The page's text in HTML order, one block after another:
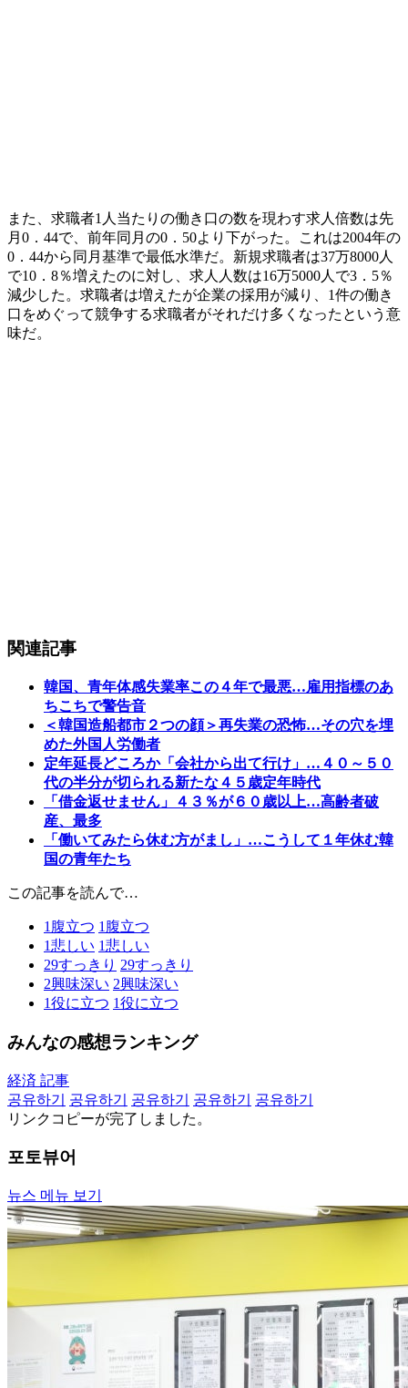
また、求職者1人当たりの働き口の数を現わす求人倍数は先
月0．44で、前年同月の0．50より下がった。これは2004年の
0．44から同月基準で最低水準だ。新規求職者は37万8000人
で10．8％増えたのに対し、求人人数は16万5000人で3．5％
減少した。求職者は増えたが企業の採用が減り、1件の働き
口をめぐって競争する求職者がそれだけ多くなったという意
味だ。
関連記事
韓国、青年体感失業率この４年で最悪…雇用指標のあ
ちこちで警告音
＜韓国造船都市２つの顔＞再失業の恐怖…その穴を埋
めた外国人労働者
定年延長どころか「会社から出て行け」…４０～５０
代の半分が切られる新たな４５歳定年時代
「借金返せません」４３％が６０歳以上…高齢者破
産、最多
「働いてみたら休む方がまし」…こうして１年休む韓
国の青年たち
この記事を読んで…
1 腹立つ 1 腹立つ
1悲しい 1悲しい
29すっきり 29すっきり
2興味深い 2興味深い
1役に立つ 1役に立つ
みんなの感想ランキング
経済 記事
공유하기
공유하기 공유하기 공유하기
공유하기
リンクコピーが完了しました。
포토뷰어
뉴스 메뉴 보기